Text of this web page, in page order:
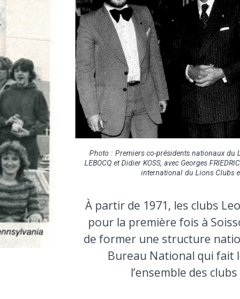
Photo : Premiers co-présidents nationaux du
LEBOCQ et Didier KOSS, avec Georges
international du Lions Clubs
À partir de 1971, les clubs
pour la première fois à
de former une structure
Bureau National qui fait
l’ensemble des